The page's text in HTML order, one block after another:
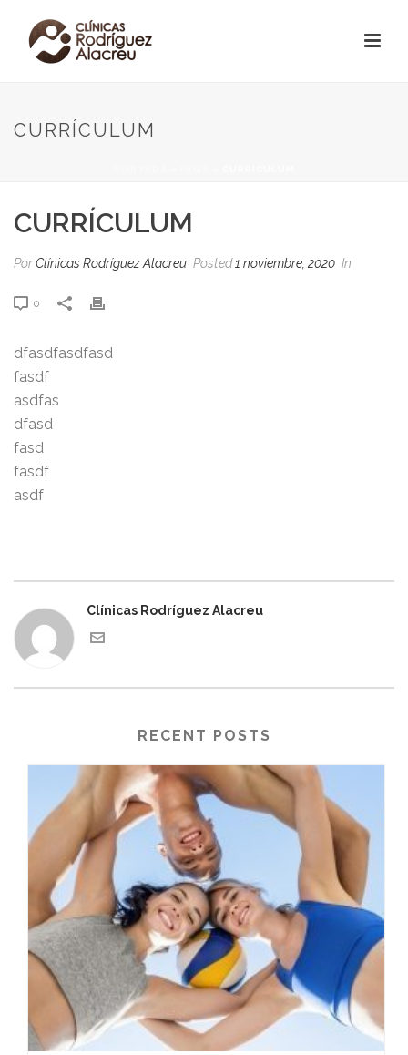
CURRÍCULUM
CURRÍCULUM
PorClínicas Rodríguez Alacreu Posted1 noviembre, 2020 In
0
dfasdfasdfasd
fasdf
asdfas
dfasd
fasd
fasdf
asdf
Clínicas Rodríguez Alacreu
RECENT POSTS